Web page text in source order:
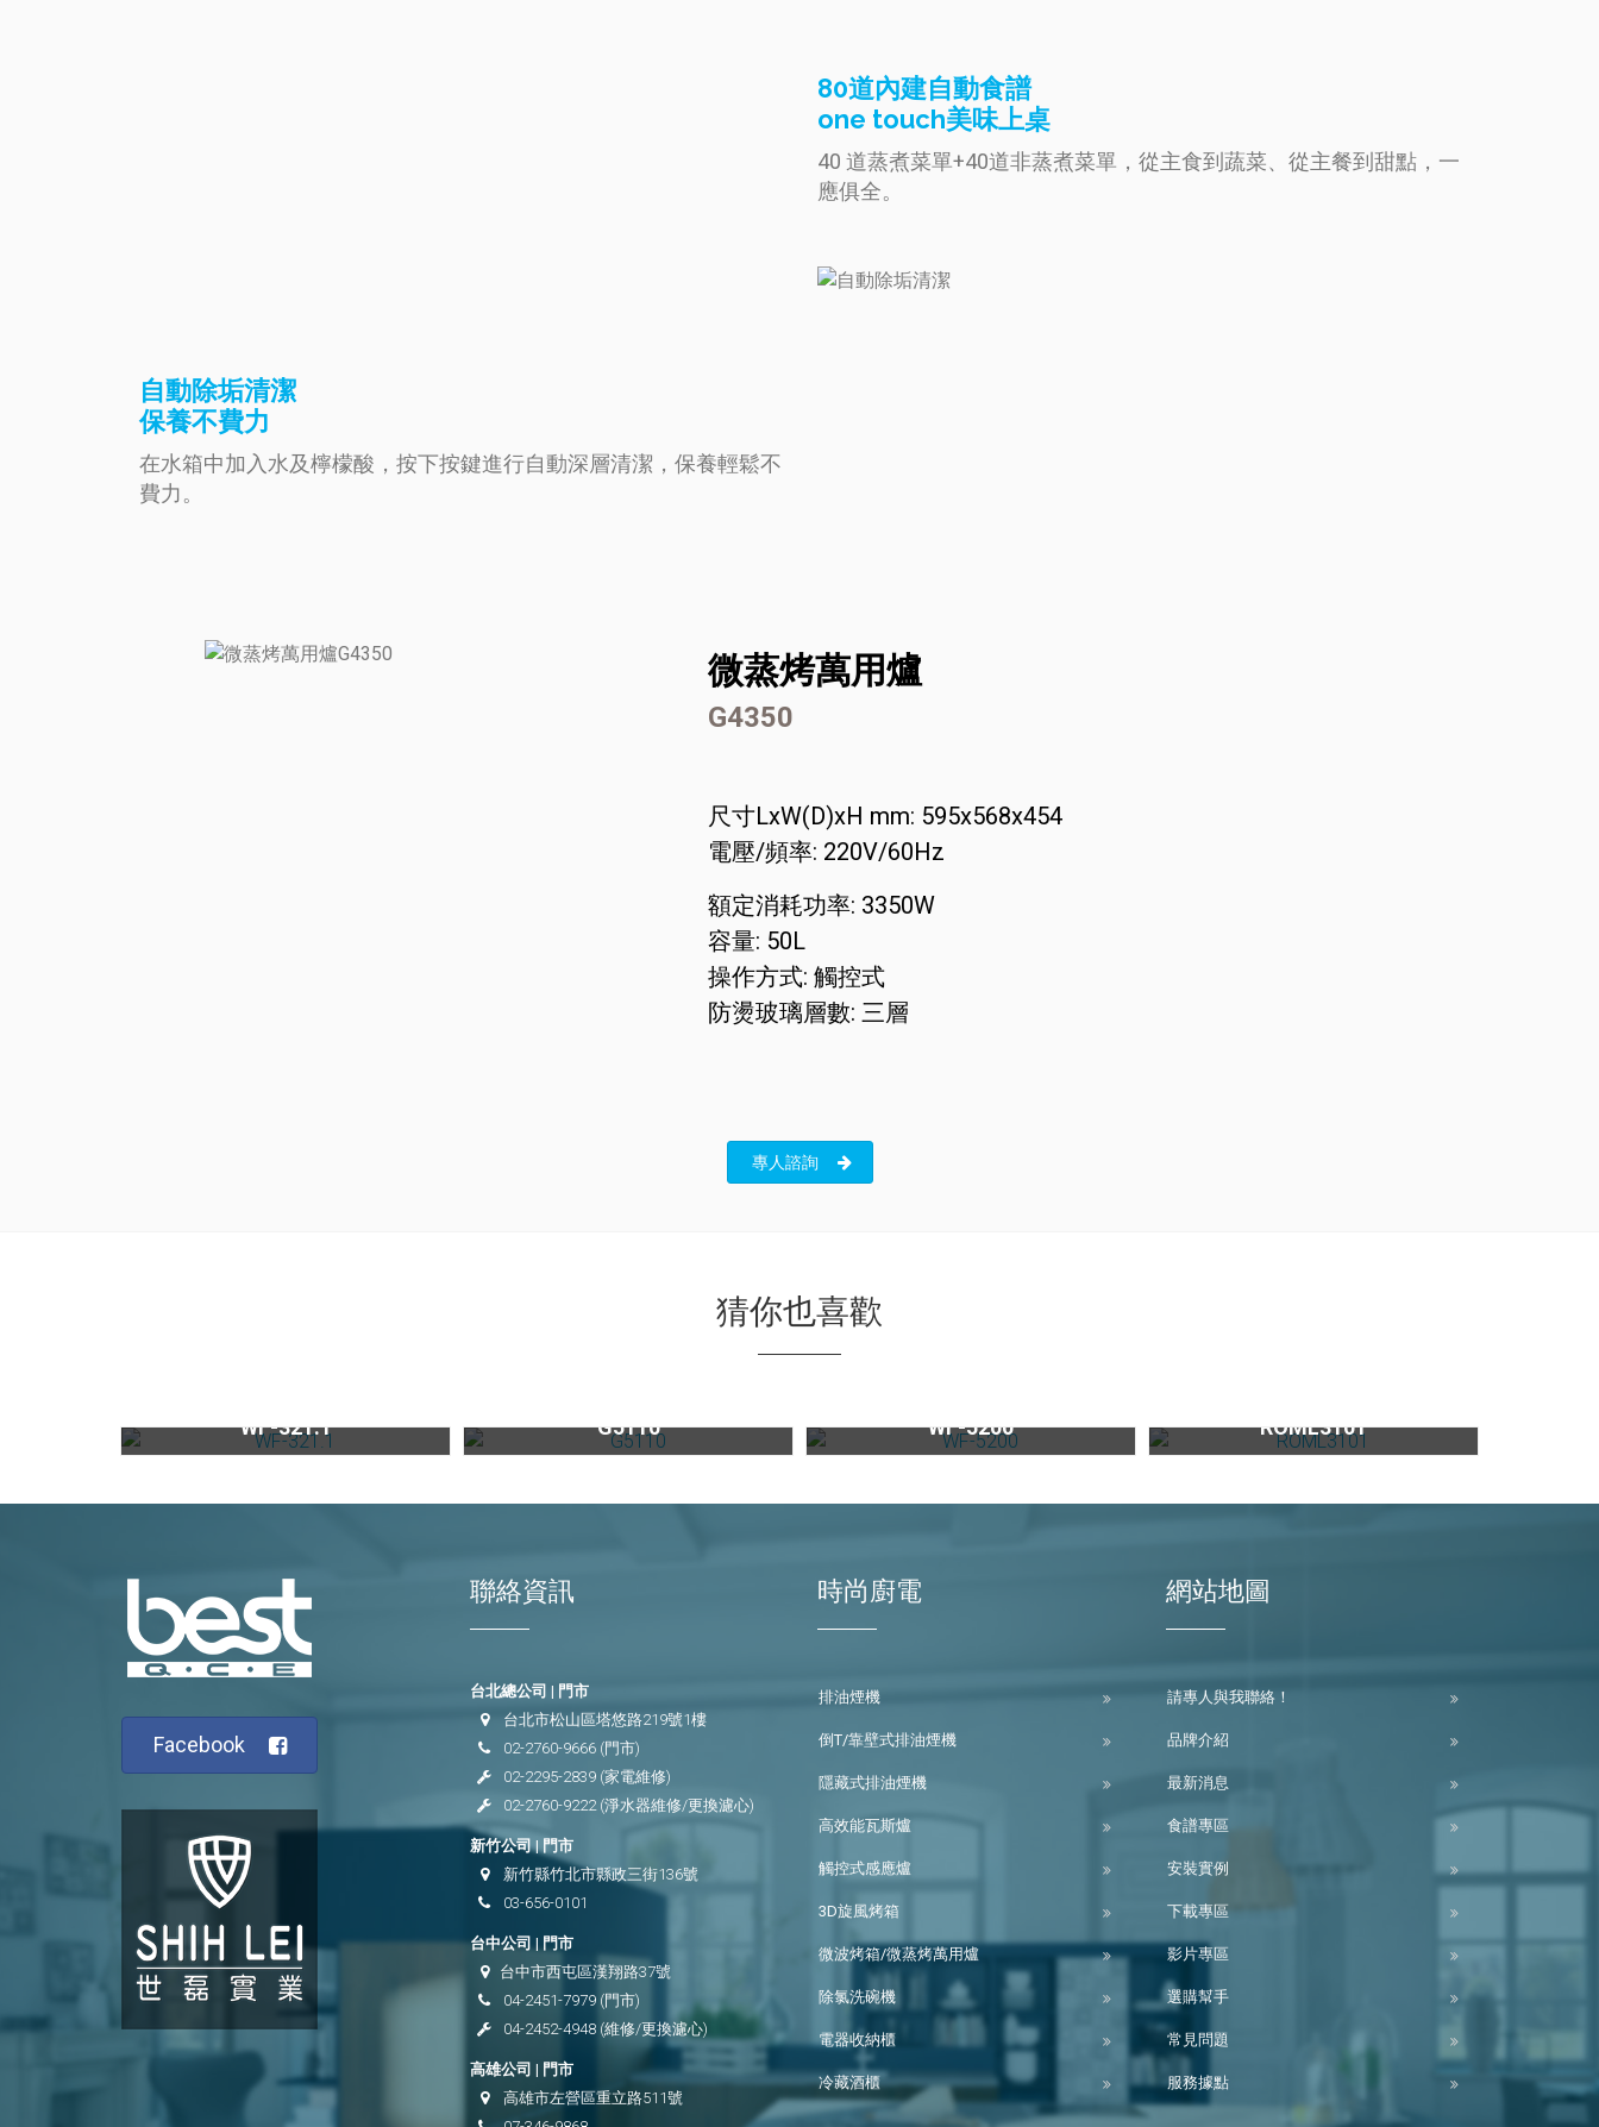
80道內建自動食譜
one touch美味上桌
40 道蒸煮菜單+40道非蒸煮菜單，從主食到蔬菜、從主餐到甜點，一
應俱全。
自動除垢清潔
保養不費力
在水箱中加入水及檸檬酸，按下按鍵進行自動深層清潔，保養輕鬆不
費力。
微蒸烤萬用爐
G4350
尺寸LxW(D)xH mm: 595x568x454
電壓/頻率: 220V/60Hz
額定消耗功率: 3350W
容量: 50L
操作方式: 觸控式
防燙玻璃層數: 三層
專人諮詢
猜你也喜歡
WF-321.1 G5110 WF-5200 ROML3101
Facebook
聯絡資訊
台北總公司 | 門市
台北市松山區塔悠路219號1樓
02-2760-9666(門市)
02-2295-2839(家電維修)
02-2760-9222(淨水器維修/更換濾心)
新竹公司 | 門市
新竹縣竹北市縣政三街136號
03-656-0101
台中公司 | 門市
台中市西屯區漢翔路37號
04-2451-7979(門市)
04-2452-4948(維修/更換濾心)
高雄公司 | 門市
高雄市左營區重立路511號
時尚廚電
排油煙機
倒T/靠壁式排油煙機
隱藏式排油煙機
高效能瓦斯爐
觸控式感應爐
3D旋風烤箱
微波烤箱/微蒸烤萬用爐
除氯洗碗機
電器收納櫃
冷藏酒櫃
網站地圖
請專人與我聯絡！
品牌介紹
最新消息
食譜專區
安裝實例
下載專區
影片專區
選購幫手
常見問題
服務據點